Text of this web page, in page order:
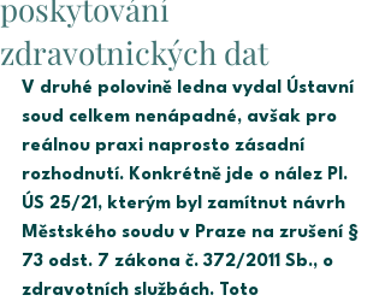
poskytování
zdravotnických dat
V druhé polovině ledna vydal Ústavní
soud celkem nenápadné, avšak pro
reálnou praxi naprosto zásadní
rozhodnutí. Konkrétně jde o nález Pl.
ÚS 25/21, kterým byl zamítnut návrh
Městského soudu v Praze na zrušení §
73 odst. 7 zákona č. 372/2011 Sb., o
zdravotních službách. Toto